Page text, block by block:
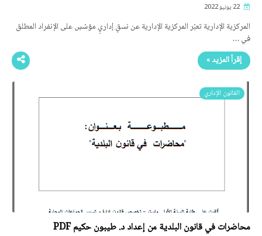
22 يونيو 2022
المركزية الإدارية تعبّر المركزية الإدارية عن نسقٍ إداريٍ مؤسّسٍ على الإنفراد المطلق
في …
إقرأ المزيد »
القانون الإداري
محاضرات في قانون البلدية من إعداد د. طيبون حكيم PDF